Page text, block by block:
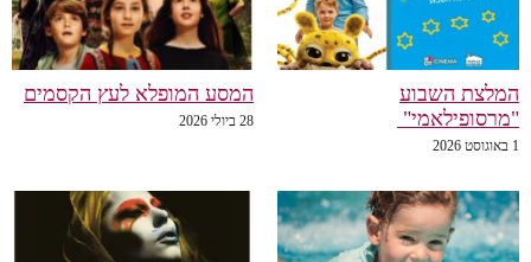
השבוע
המסע המופלא לעץ הקסמים